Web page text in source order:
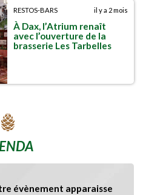
RESTOS-BARS il y a 2 mois
À Dax, l’Atrium renaît
avec l’ouverture de la
brasserie Les Tarbelles
évènement apparaisse